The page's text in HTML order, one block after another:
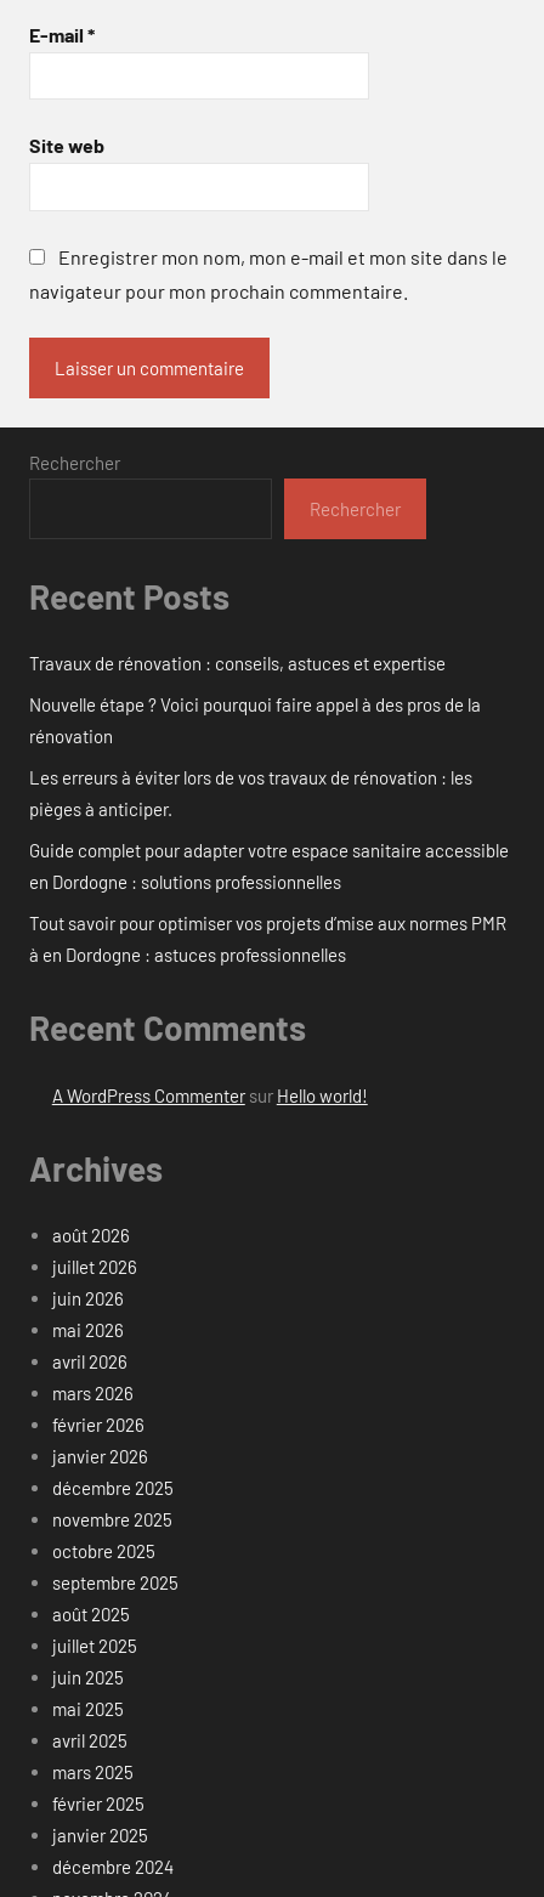
E-mail *
Site web
Enregistrer mon nom, mon e-mail et mon site dans le
navigateur pour mon prochain commentaire.
Rechercher
Rechercher
Recent Posts
Travaux de rénovation : conseils, astuces et expertise
Nouvelle étape ? Voici pourquoi faire appel à des pros de la
rénovation
Les erreurs à éviter lors de vos travaux de rénovation : les
pièges à anticiper.
Guide complet pour adapter votre espace sanitaire accessible
en Dordogne : solutions professionnelles
Tout savoir pour optimiser vos projets d’mise aux normes PMR
à en Dordogne : astuces professionnelles
Recent Comments
A WordPress Commentersur Hello world!
Archives
août 2026
juillet 2026
juin 2026
mai 2026
avril 2026
mars 2026
février 2026
janvier 2026
décembre 2025
novembre 2025
octobre 2025
septembre 2025
août 2025
juillet 2025
juin 2025
mai 2025
avril 2025
mars 2025
février 2025
janvier 2025
décembre 2024